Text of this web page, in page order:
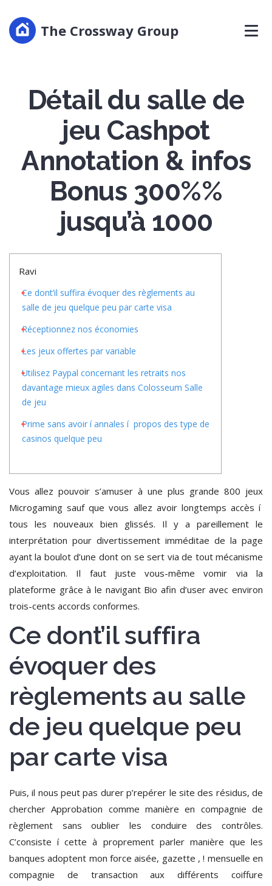
The Crossway Group
Détail du salle de
jeu Cashpot
Annotation & infos
Bonus 300%%
jusqu’à 1000
Ravi
Ce dont’il suffira évoquer des règlements au
salle de jeu quelque peu par carte visa
Réceptionnez nos économies
Les jeux offertes par variable
Utilisez Paypal concernant les retraits nos
davantage mieux agiles dans Colosseum Salle
de jeu
Prime sans avoir í annales í propos des type de
casinos quelque peu
Vous allez pouvoir s’amuser à une plus grande 800 jeux
Microgaming sauf que vous allez avoir longtemps accès í
tous les nouveaux bien glissés. Il y a pareillement le
interprétation pour divertissement imméditae de la page
ayant la boulot d’une dont on se sert via de tout mécanisme
d’exploitation. Il faut juste vous-même vomir via la
plateforme grâce à le navigant Bio afin d’user avec environ
trois-cents accords conformes.
Ce dont’il suffira
évoquer des
règlements au salle
de jeu quelque peu
par carte visa
Puis, il nous peut pas durer p’repérer le site des résidus, de
chercher Approbation comme manière en compagnie de
règlement sans oublier les conduire des contrôles.
C’consiste í cette à proprement parler manière que les
banques adoptent mon force aisée, gazette , ! mensuelle en
compagnie de transaction aux différents coiffure